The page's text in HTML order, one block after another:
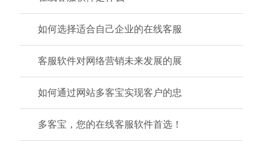
如何选择适合自己企业的在线客服
客服软件对网络营销未来发展的展
如何通过网站多客宝实现客户的忠
多客宝，您的在线客服软件首选！